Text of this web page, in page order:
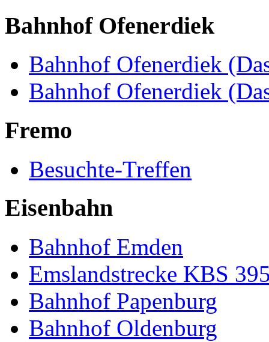
Bahnhof Ofenerdiek
Bahnhof Ofenerdiek
Bahnhof Ofenerdiek
Fremo
Besuchte-Treffen
Eisenbahn
Bahnhof Emden
Emslandstrecke KBS
Bahnhof Papenburg
Bahnhof Oldenburg